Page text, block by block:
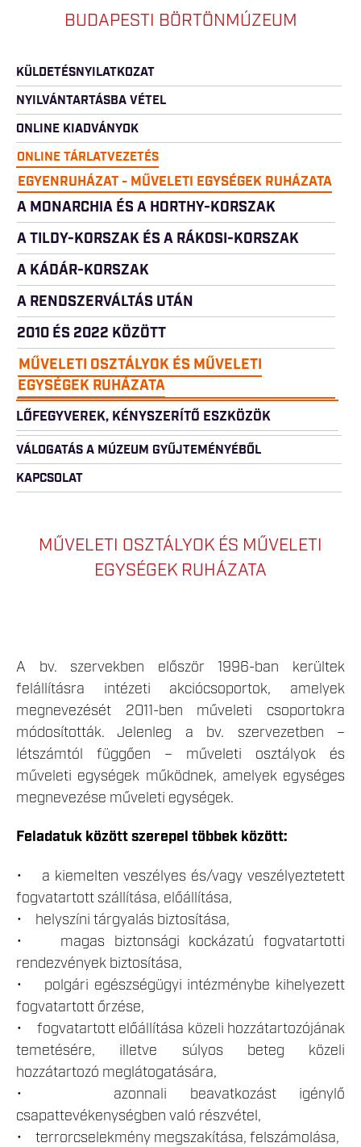
BUDAPESTI BÖRTÖNMÚZEUM
KÜLDETÉSNYILATKOZAT
NYILVÁNTARTÁSBA VÉTEL
ONLINE KIADVÁNYOK
ONLINE TÁRLATVEZETÉS
EGYENRUHÁZAT - MŰVELETI EGYSÉGEK RUHÁZATA
A MONARCHIA ÉS A HORTHY-KORSZAK
A TILDY-KORSZAK ÉS A RÁKOSI-KORSZAK
A KÁDÁR-KORSZAK
A RENDSZERVÁLTÁS UTÁN
2010 ÉS 2022 KÖZÖTT
MŰVELETI OSZTÁLYOK ÉS MŰVELETI
EGYSÉGEK RUHÁZATA
LŐFEGYVEREK, KÉNYSZERÍTŐ ESZKÖZÖK
VÁLOGATÁS A MÚZEUM GYŰJTEMÉNYÉBŐL
KAPCSOLAT
MŰVELETI OSZTÁLYOK ÉS MŰVELETI
EGYSÉGEK RUHÁZATA
A bv. szervekben először 1996-ban kerültek
felállításra intézeti akciócsoportok, amelyek
megnevezését 2011-ben műveleti csoportokra
módosították. Jelenleg a bv. szervezetben –
létszámtól függően – műveleti osztályok és
műveleti egységek működnek, amelyek egységes
megnevezése műveleti egységek.
Feladatuk között szerepel többek között:
• a kiemelten veszélyes és/vagy veszélyeztetett
fogvatartott szállítása, előállítása,
• helyszíni tárgyalás biztosítása,
• magas biztonsági kockázatú fogvatartotti
rendezvények biztosítása,
• polgári egészségügyi intézménybe kihelyezett
fogvatartott őrzése,
• fogvatartott előállítása közeli hozzátartozójának
temetésére, illetve súlyos beteg közeli
hozzátartozó meglátogatására,
• azonnali beavatkozást igénylő
csapattevékenységben való részvétel,
• terrorcselekmény megszakítása, felszámolása,